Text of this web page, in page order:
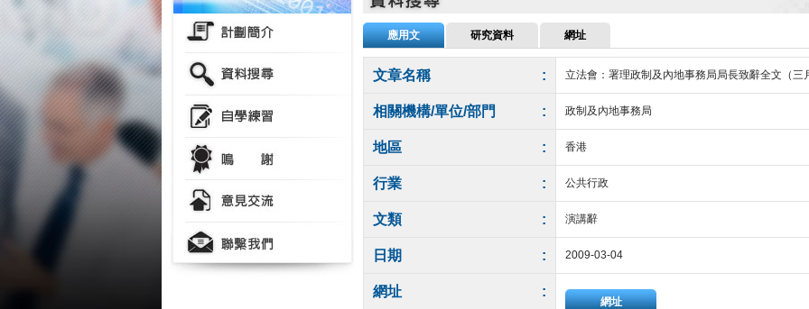
應用文 研究資料 網址
文章名稱 : 立法會：署理政制及內地事務局局長致辭全文（三
相關機構/單位/部門 : 政制及內地事務局
地區 : 香港
行業 : 公共行政
文類 : 演講辭
日期 : 2009-03-04
網址 :
網址